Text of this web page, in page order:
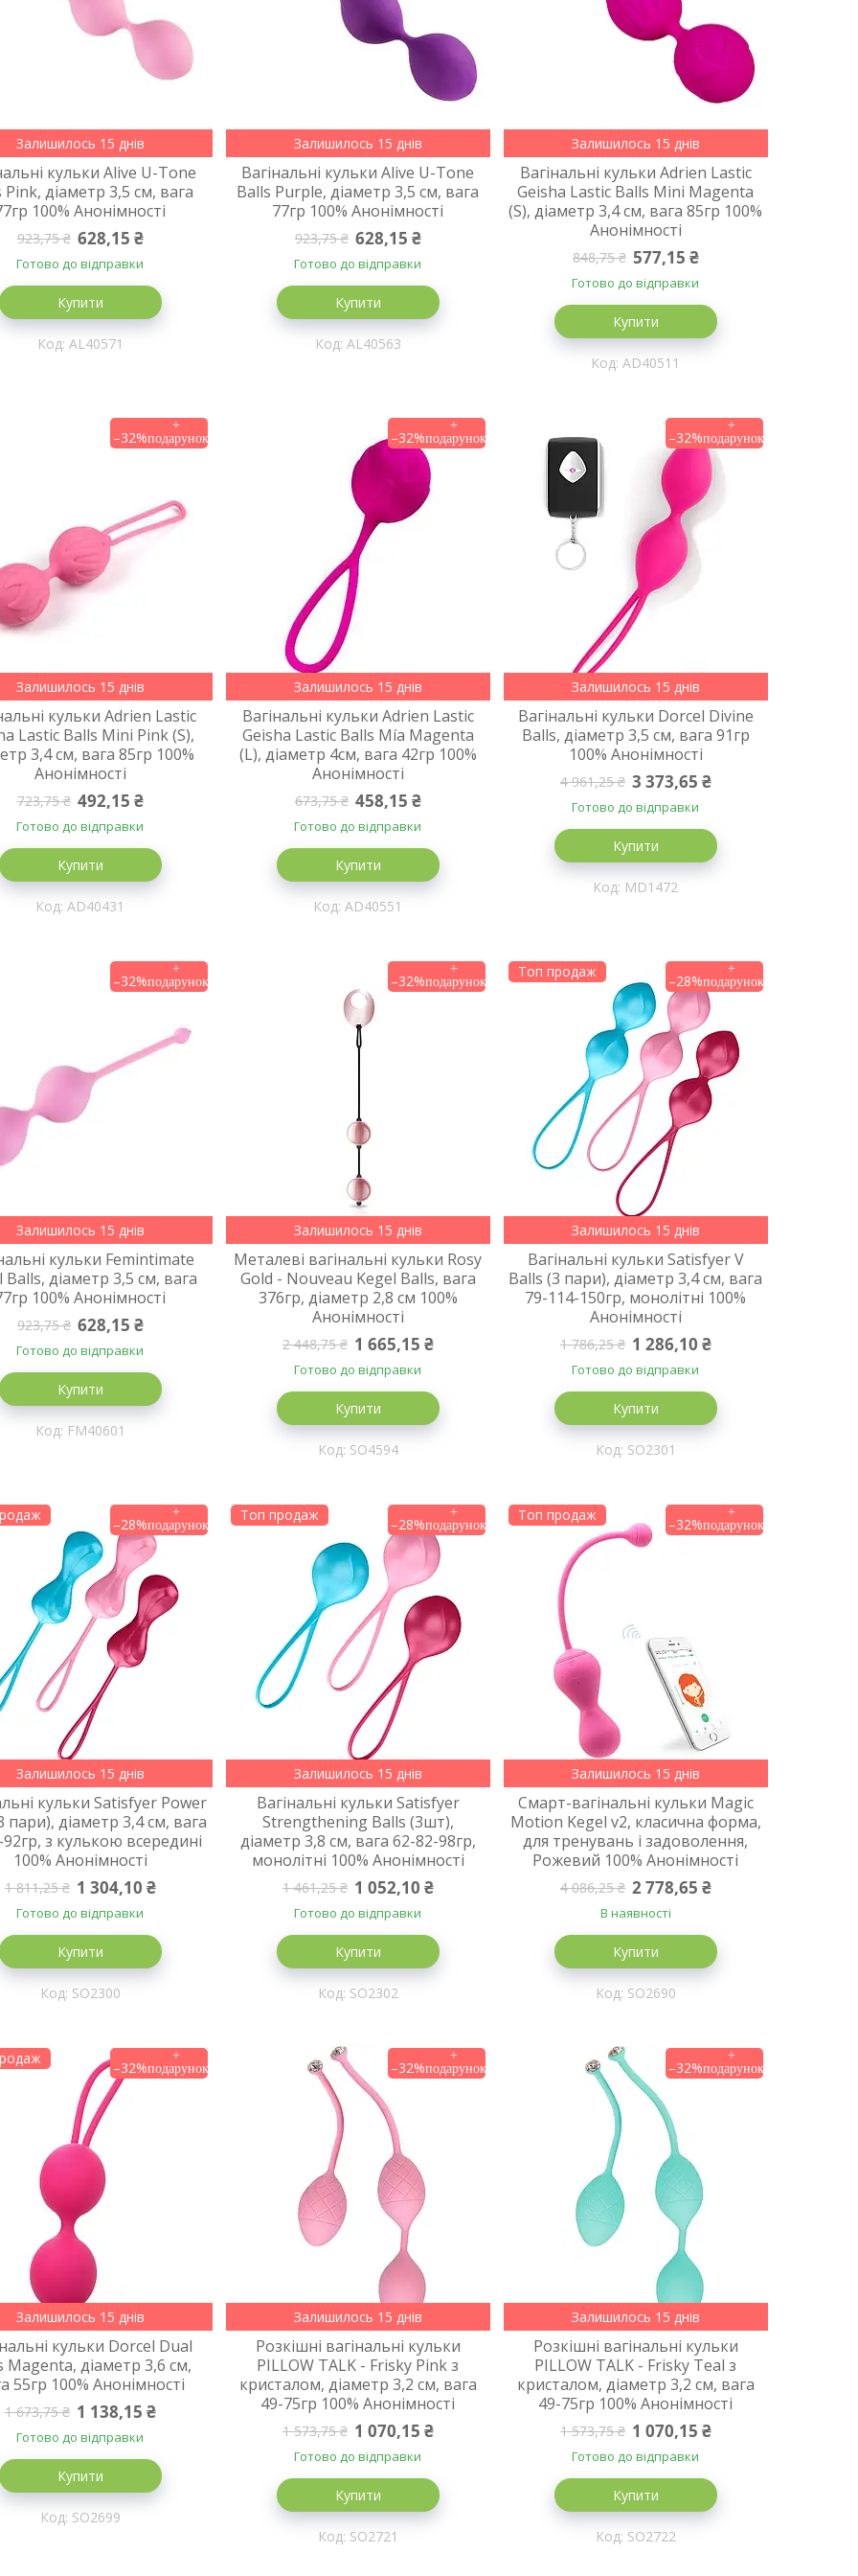
Залишилось 15 днів
кульки Alive U-Tone
Pink, діаметр 3,5 см, вага
100% Анонімності
923,75 ₴ 628,15 ₴
Готово до відправки
Купити
AL40571
Залишилось 15 днів
Вагінальні кульки Alive U-Tone
Balls Purple, діаметр 3,5 см, вага
77гр 100% Анонімності
923,75 ₴ 628,15 ₴
Готово до відправки
Купити
AL40563
Залишилось 15 днів
Вагінальні кульки Adrien Lastic
Geisha Lastic Balls Mini Magenta
(S), діаметр 3,4 см, вага 85гр 100%
Анонімності
848,75 ₴ 577,15 ₴
Готово до відправки
Купити
AD40511
–32%
Залишилось 15 днів
кульки Adrien Lastic
Lastic Balls Mini Pink (S),
3,4 см, вага 85гр 100%
Анонімності
723,75 ₴ 492,15 ₴
Готово до відправки
Купити
AD40431
–32%
Залишилось 15 днів
Вагінальні кульки Adrien Lastic
Geisha Lastic Balls Mía Magenta
(L), діаметр 4см, вага 42гр 100%
Анонімності
673,75 ₴ 458,15 ₴
Готово до відправки
Купити
AD40551
–32%
Залишилось 15 днів
Вагінальні кульки Dorcel Divine
Balls, діаметр 3,5 см, вага 91гр
100% Анонімності
4 961,25 ₴ 3 373,65 ₴
Готово до відправки
Купити
MD1472
–32%
Залишилось 15 днів
кульки Femintimate
Balls, діаметр 3,5 см, вага
100% Анонімності
923,75 ₴ 628,15 ₴
Готово до відправки
Купити
FM40601
–32%
Залишилось 15 днів
Металеві вагінальні кульки Rosy
Gold - Nouveau Kegel Balls, вага
376гр, діаметр 2,8 см 100%
Анонімності
2 448,75 ₴ 1 665,15 ₴
Готово до відправки
Купити
SO4594
Топ продаж
–28%
Залишилось 15 днів
Вагінальні кульки Satisfyer V
Balls (3 пари), діаметр 3,4 см, вага
79-114-150гр, монолітні 100%
Анонімності
1 786,25 ₴ 1 286,10 ₴
Готово до відправки
Купити
SO2301
–28%
Залишилось 15 днів
кульки Satisfyer Power
пари), діаметр 3,4 см, вага
з кулькою всередині
100% Анонімності
1 811,25 ₴ 1 304,10 ₴
Готово до відправки
Купити
SO2300
Топ продаж
–28%
Залишилось 15 днів
Вагінальні кульки Satisfyer
Strengthening Balls (3шт),
діаметр 3,8 см, вага 62-82-98гр,
монолітні 100% Анонімності
1 461,25 ₴ 1 052,10 ₴
Готово до відправки
Купити
SO2302
Топ продаж
–32%
Залишилось 15 днів
Смарт-вагінальні кульки Magic
Motion Kegel v2, класична форма,
для тренувань і задоволення,
Рожевий 100% Анонімності
4 086,25 ₴ 2 778,65 ₴
В наявності
Купити
SO2690
–32%
Залишилось 15 днів
кульки Dorcel Dual
Magenta, діаметр 3,6 см,
55гр 100% Анонімності
1 673,75 ₴ 1 138,15 ₴
Готово до відправки
Купити
SO2699
–32%
Залишилось 15 днів
Розкішні вагінальні кульки
PILLOW TALK - Frisky Pink з
кристалом, діаметр 3,2 см, вага
49-75гр 100% Анонімності
1 573,75 ₴ 1 070,15 ₴
Готово до відправки
Купити
SO2721
–32%
Залишилось 15 днів
Розкішні вагінальні кульки
PILLOW TALK - Frisky Teal з
кристалом, діаметр 3,2 см, вага
49-75гр 100% Анонімності
1 573,75 ₴ 1 070,15 ₴
Готово до відправки
Купити
SO2722